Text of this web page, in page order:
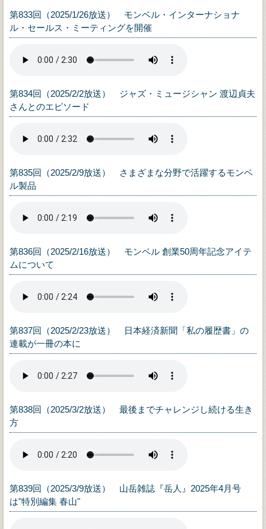
第833回（2025/1/26放送） モンベル・インターナショナ
ル・セールス・ミーティングを開催
第834回（2025/2/2放送） ジャズ・ミュージシャン 渡辺貞夫
さんとのエピソード
第835回（2025/2/9放送） さまざまな分野で活躍するモンベ
ル製品
第836回（2025/2/16放送） モンベル 創業50周年記念アイテ
ムについて
第837回（2025/2/23放送） 日本経済新聞「私の履歴書」の
連載が一冊の本に
第838回（2025/3/2放送） 最後までチャレンジし続ける生き
方
第839回（2025/3/9放送） 山岳雑誌『岳人』2025年4月号
は"特別編集 春山"